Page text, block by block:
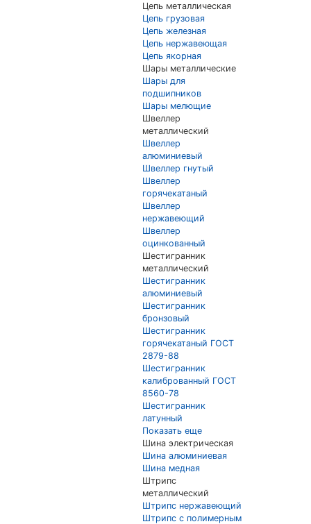
Цепь металлическая
Цепь грузовая
Цепь железная
Цепь нержавеющая
Цепь якорная
Шары металлические
Шары для
подшипников
Шары мелющие
Швеллер
металлический
Швеллер
алюминиевый
Швеллер гнутый
Швеллер
горячекатаный
Швеллер
нержавеющий
Швеллер
оцинкованный
Шестигранник
металлический
Шестигранник
алюминиевый
Шестигранник
бронзовый
Шестигранник
горячекатаный ГОСТ
2879-88
Шестигранник
калиброванный ГОСТ
8560-78
Шестигранник
латунный
Показать еще
Шина электрическая
Шина алюминиевая
Шина медная
Штрипс
металлический
Штрипс нержавеющий
Штрипс с полимерным